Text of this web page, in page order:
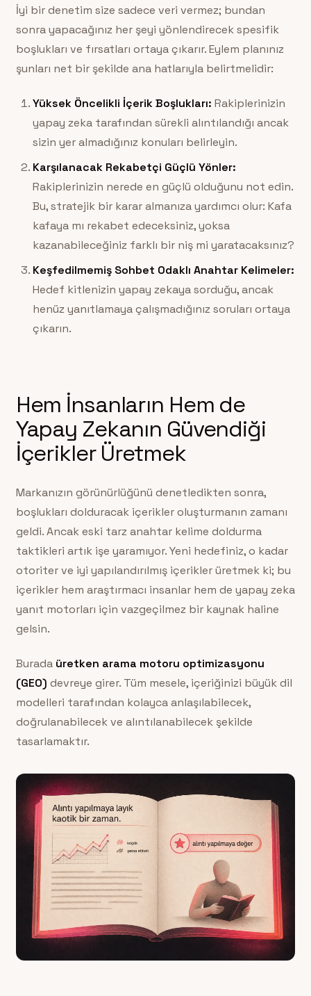
İyi bir denetim size sadece veri vermez; bundan
sonra yapacağınız her şeyi yönlendirecek spesifik
boşlukları ve fırsatları ortaya çıkarır. Eylem planınız
şunları net bir şekilde ana hatlarıyla belirtmelidir:
Yüksek Öncelikli İçerik Boşlukları: Rakiplerinizin
yapay zeka tarafından sürekli alıntılandığı ancak
sizin yer almadığınız konuları belirleyin.
Karşılanacak Rekabetçi Güçlü Yönler:
Rakiplerinizin nerede en güçlü olduğunu not edin.
Bu, stratejik bir karar almanıza yardımcı olur: Kafa
kafaya mı rekabet edeceksiniz, yoksa
kazanabileceğiniz farklı bir niş mi yaratacaksınız?
Keşfedilmemiş Sohbet Odaklı Anahtar Kelimeler:
Hedef kitlenizin yapay zekaya sorduğu, ancak
henüz yanıtlamaya çalışmadığınız soruları ortaya
çıkarın.
Hem İnsanların Hem de
Yapay Zekanın Güvendiği
İçerikler Üretmek
Markanızın görünürlüğünü denetledikten sonra,
boşlukları dolduracak içerikler oluşturmanın zamanı
geldi. Ancak eski tarz anahtar kelime doldurma
taktikleri artık işe yaramıyor. Yeni hedefiniz, o kadar
otoriter ve iyi yapılandırılmış içerikler üretmek ki; bu
içerikler hem araştırmacı insanlar hem de yapay zeka
yanıt motorları için vazgeçilmez bir kaynak haline
gelsin.
Burada üretken arama motoru optimizasyonu
(GEO) devreye girer. Tüm mesele, içeriğinizi büyük dil
modelleri tarafından kolayca anlaşılabilecek,
doğrulanabilecek ve alıntılanabilecek şekilde
tasarlamaktır.